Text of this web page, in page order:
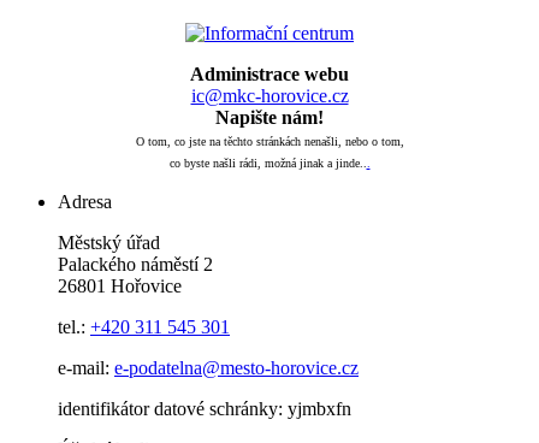
Administrace webu
ic@mkc-horovice.cz
Napište nám!
O tom, co jste na těchto stránkách nenašli, nebo o tom,
co byste našli rádi, možná jinak a jinde..
Adresa
Městský úřad
Palackého náměstí 2
26801 Hořovice
tel.: +420 311 545 301
e-mail: e-podatelna@mesto-horovice.cz
identifikátor datové schránky: yjmbxfn